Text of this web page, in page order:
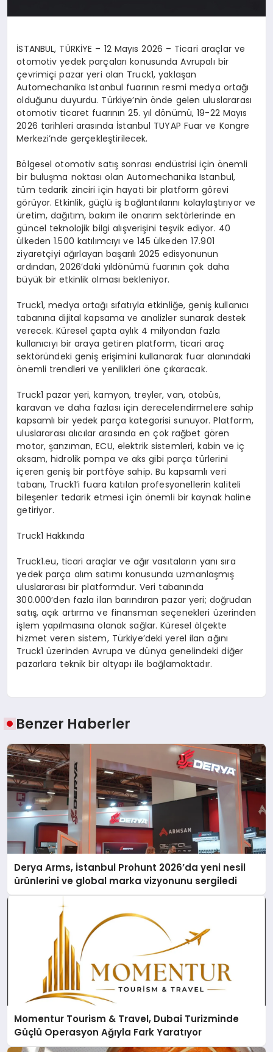
İSTANBUL, TÜRKİYE – 12 Mayıs 2026 – Ticari araçlar ve
otomotiv yedek parçalarıkonusunda Avrupalı bir
çevrimiçi pazar yeri olan Truck1, yaklaşan
Automechanika Istanbul fuarının resmi medya ortağı
olduğunu duyurdu. Türkiye’nin önde gelen uluslararası
otomotiv ticaret fuarının 25. yıl dönümü, 19-22 Mayıs
2026 tarihleri arasında İstanbul TUYAP Fuar ve Kongre
Merkezi’nde gerçekleştirilecek.
Bölgesel otomotiv satışsonrasıendüstrisi için önemli
bir buluşma noktasıolan Automechanika Istanbul,
tüm tedarik zinciri için hayati bir platform görevi
görüyor. Etkinlik, güçlüişbağlantılarını kolaylaştırıyor ve
üretim, dağıtım, bakım ile onarım sektörlerinde en
güncel teknolojik bilgi alışverişini teşvik ediyor. 40
ülkeden 1.500 katılımcıyıve 145 ülkeden 17.901
ziyaretçiyi ağırlayan başarılı2025 edisyonunun
ardından, 2026’daki yıldönümü fuarınınçok daha
büyük bir etkinlik olmasıbekleniyor.
Truck1, medya ortağı sıfatıyla etkinliğe, geniş kullanıcı
tabanına dijital kapsama ve analizler sunarak destek
verecek. Küreselçapta aylık 4 milyondan fazla
kullanıcıyı bir araya getiren platform, ticari araç
sektöründeki geniş erişimini kullanarak fuar alanındaki
önemli trendleri ve yenilikleriöneçıkaracak.
Truck1 pazar yeri, kamyon, treyler, van, otobüs,
karavan ve daha fazlası için derecelendirmelere sahip
kapsamlıbir yedek parça kategorisi sunuyor. Platform,
uluslararası alıcılar arasında ençok rağbet gören
motor,şanzıman, ECU, elektrik sistemleri, kabin ve iç
aksam, hidrolik pompa ve aks gibi parça türlerini
içeren geniş bir portföye sahip. Bu kapsamlıveri
tabanı, Truck1’i fuara katılan profesyonellerin kaliteli
bileşenler tedarik etmesi için önemli bir kaynak haline
getiriyor.
Truck1 Hakkında
Truck1.eu, ticari araçlar ve ağır vasıtaların yanısıra
yedek parça alım satımı konusunda uzmanlaşmış
uluslararası bir platformdur. Veri tabanında
300.000’den fazla ilan barındıran pazar yeri; doğrudan
satış, açık artırma ve finansman seçenekleri üzerinden
işlem yapılmasına olanak sağlar. Küreselölçekte
hizmet veren sistem, Türkiye’deki yerel ilan ağını
Truck1 üzerinden Avrupa ve dünya genelindeki diğer
pazarlara teknik bir altyapı ile bağlamaktadır.
Benzer Haberler
Derya Arms, İstanbul Prohunt 2026’da yeni nesil
ürünlerini ve global marka vizyonunu sergiledi
Momentur Tourism & Travel, Dubai Turizminde
Güçlü Operasyon Ağıyla Fark Yaratıyor